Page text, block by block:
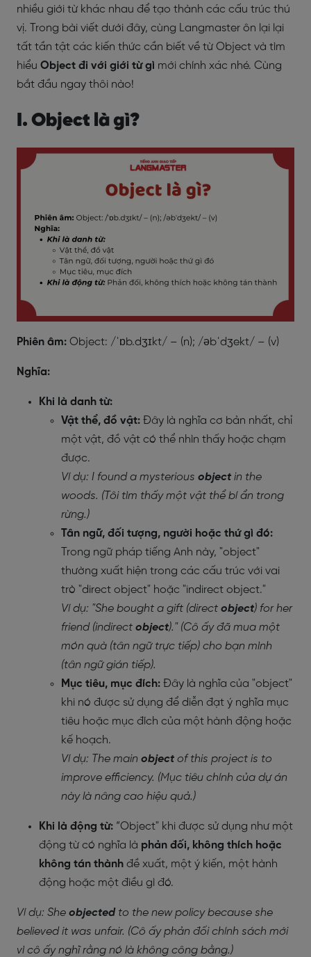
nhiều giới từ khác nhau để tạo thành các cấu trúc thú
vị. Trong bài viết dưới đây, cùng Langmaster ôn lại lại
tất tần tật các kiến thức cần biết về từ Object và tìm
hiểu Object đi với giới từ gì mới chính xác nhé. Cùng
bắt đầu ngay thôi nào!
I. Object là gì?
Phiên âm: Object: /ˈɒb.dʒɪkt/ – (n); /əbˈdʒekt/ – (v)
Nghĩa:
Khi là danh từ:
Vật thể, đồ vật: Đây là nghĩa cơ bản nhất, chỉ
một vật, đồ vật có thể nhìn thấy hoặc chạm
được.
Ví dụ: I found a mysterious object in the
woods. (Tôi tìm thấy một vật thể bí ẩn trong
rừng.)
Tân ngữ, đối tượng, người hoặc thứ gì đó:
Trong ngữ pháp tiếng Anh này, "object"
thường xuất hiện trong các cấu trúc với vai
trò "direct object" hoặc "indirect object."
Ví dụ: "She bought a gift (direct object) for her
friend (indirect object)." (Cô ấy đã mua một
món quà (tân ngữ trực tiếp) cho bạn mình
(tân ngữ gián tiếp).
Mục tiêu, mục đích: Đây là nghĩa của "object"
khi nó được sử dụng để diễn đạt ý nghĩa mục
tiêu hoặc mục đích của một hành động hoặc
kế hoạch.
Ví dụ: The main object of this project is to
improve efficiency. (Mục tiêu chính của dự án
này là nâng cao hiệu quả.)
Khi là động từ: “Object" khi được sử dụng như một
động từ có nghĩa là phản đối, không thích hoặc
không tán thành đề xuất, một ý kiến, một hành
động hoặc một điều gì đó.
Ví dụ: She objected to the new policy because she
believed it was unfair. (Cô ấy phản đối chính sách mới
vì cô ấy nghĩ rằng nó là không công bằng.)